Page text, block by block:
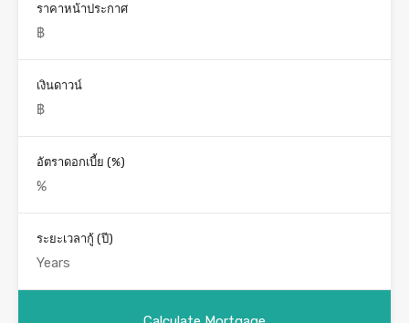
ราคาหน้าประกาศ
เงินดาวน์
อัตราดอกเบี้ย (%)
ระยะเวลากู้ (ปี)